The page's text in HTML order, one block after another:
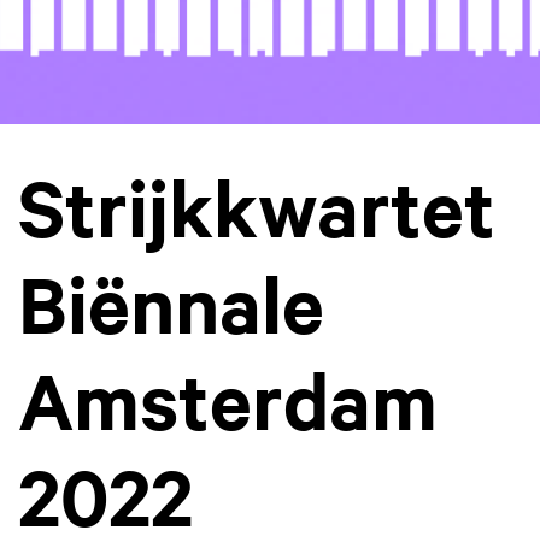
Strijkkwartet
Biënnale
Amsterdam
2022